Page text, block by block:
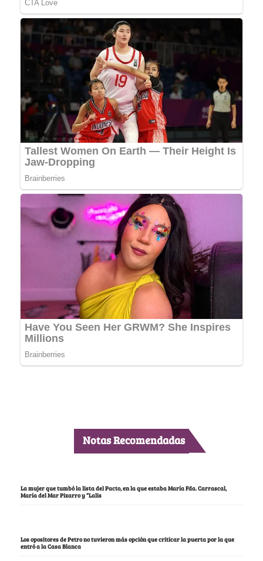
Notas Recomendadas
La mujer que tumbó la lista del Pacto, en la que estaba María Fda. Carrascal,
María del Mar Pizarro y “Lalis
Los opositores de Petro no tuvieron más opción que criticar la puerta por la que
entró a la Casa Blanca